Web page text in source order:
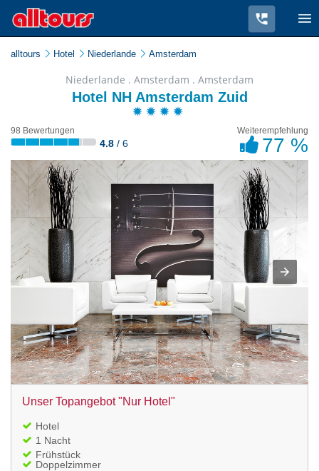
alltours Hotel Niederlande Amsterdam
Niederlande . Amsterdam . Amsterdam
Hotel NH Amsterdam Zuid
98 Bewertungen
4.8 / 6
Weiterempfehlung
77 %
Unser Topangebot "Nur Hotel"
Hotel
1 Nacht
Frühstück
Doppelzimmer